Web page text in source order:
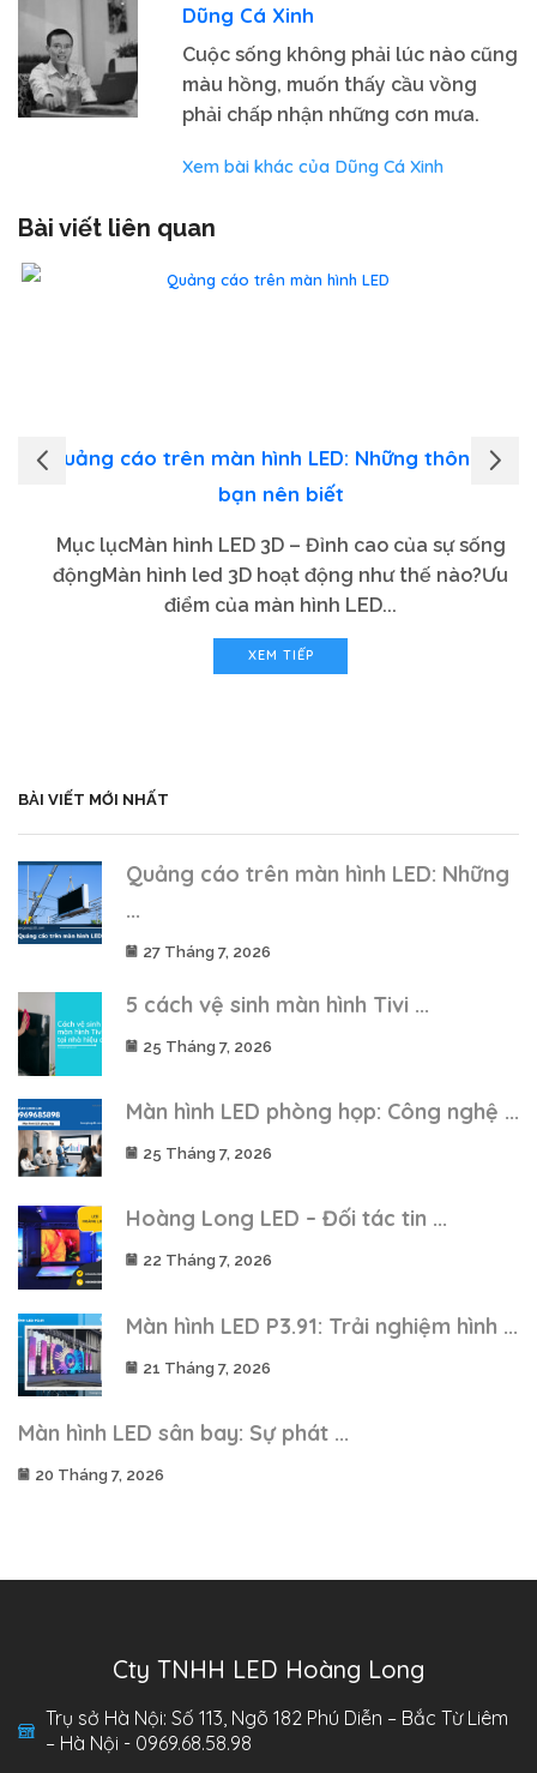
Dũng Cá Xinh
Cuộc sống không phải lúc nào cũng
màu hồng, muốn thấy cầu vồng
phải chấp nhận những cơn mưa.
Xem bài khác của Dũng Cá Xinh
Bài viết liên quan
Quảng cáo trên màn hình LED: Những thông tin
bạn nên biết
Mục lụcMàn hình LED 3D – Đỉnh cao của sự sống
độngMàn hình led 3D hoạt động như thế nào?Ưu
điểm của màn hình LED...
XEM TIẾP
BÀI VIẾT MỚI NHẤT
Quảng cáo trên màn hình LED: Những
...
27 Tháng 7, 2026
5 cách vệ sinh màn hình Tivi ...
25 Tháng 7, 2026
Màn hình LED phòng họp: Công nghệ ...
25 Tháng 7, 2026
Hoàng Long LED – Đối tác tin ...
22 Tháng 7, 2026
Màn hình LED P3.91: Trải nghiệm hình ...
21 Tháng 7, 2026
Màn hình LED sân bay: Sự phát ...
20 Tháng 7, 2026
Cty TNHH LED Hoàng Long
Trụ sở Hà Nội: Số 113, Ngõ 182 Phú Diễn – Bắc Từ Liêm
– Hà Nội - 0969.68.58.98